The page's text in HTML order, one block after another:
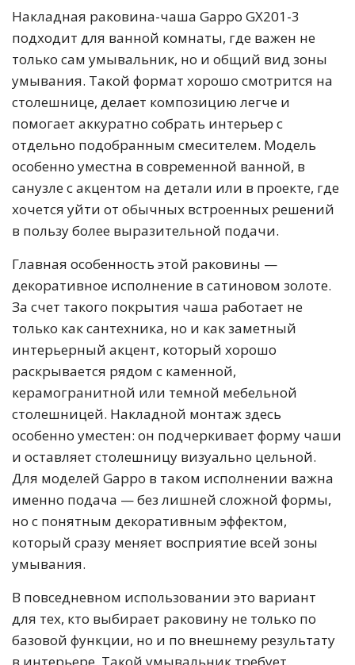
Накладная раковина-чаша Gappo GX201-3
подходит для ванной комнаты, где важен не
только сам умывальник, но и общий вид зоны
умывания. Такой формат хорошо смотрится на
столешнице, делает композицию легче и
помогает аккуратно собрать интерьер с
отдельно подобранным смесителем. Модель
особенно уместна в современной ванной, в
санузле с акцентом на детали или в проекте, где
хочется уйти от обычных встроенных решений
в пользу более выразительной подачи.
Главная особенность этой раковины —
декоративное исполнение в сатиновом золоте.
За счет такого покрытия чаша работает не
только как сантехника, но и как заметный
интерьерный акцент, который хорошо
раскрывается рядом с каменной,
керамогранитной или темной мебельной
столешницей. Накладной монтаж здесь
особенно уместен: он подчеркивает форму чаши
и оставляет столешницу визуально цельной.
Для моделей Gappo в таком исполнении важна
именно подача — без лишней сложной формы,
но с понятным декоративным эффектом,
который сразу меняет восприятие всей зоны
умывания.
В повседневном использовании это вариант
для тех, кто выбирает раковину не только по
базовой функции, но и по внешнему результату